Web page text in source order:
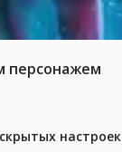
персонажем
настроек